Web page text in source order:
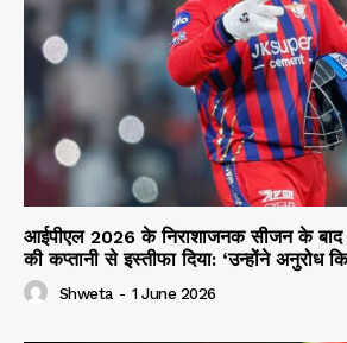
आईपीएल 2026 के निराशाजनक सीजन के
की कप्तानी से इस्तीफा दिया: ‘उन्होंने अनुरोध
Shweta - 1 June 2026